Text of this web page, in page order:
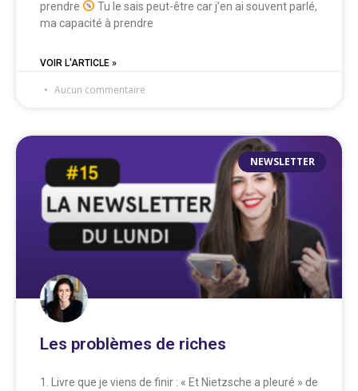
prendre
Tu le sais peut-être car j’en ai souvent parlé,
ma capacité à prendre
VOIR L'ARTICLE »
Aucun commentaire
NEWSLETTER
Les problèmes de riches
1. Livre que je viens de finir : « Et Nietzsche a pleuré » de